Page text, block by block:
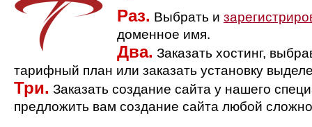
Раз. Выбрать и
доменное имя.
Два. Заказать хостинг,
тарифный план или заказать установку
Три. Заказать создание сайта у нашего
предложить вам создание сайта любой